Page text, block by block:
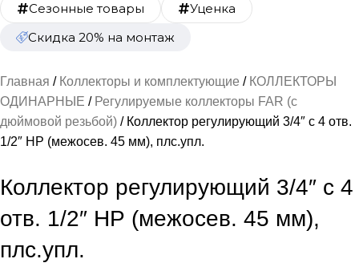
Сезонные товары
Уценка
Скидка 20% на монтаж
Главная Коллекторы и комплектующие
КОЛЛЕКТОРЫ
ОДИНАРНЫЕ
Регулируемые коллекторы FAR (с
дюймовой резьбой)
Коллектор регулирующий 3/4″ с 4 отв.
1/2″ НР (межосев. 45 мм), плс.упл.
Коллектор регулирующий 3/4″ с 4
отв. 1/2″ НР (межосев. 45 мм),
плс.упл.